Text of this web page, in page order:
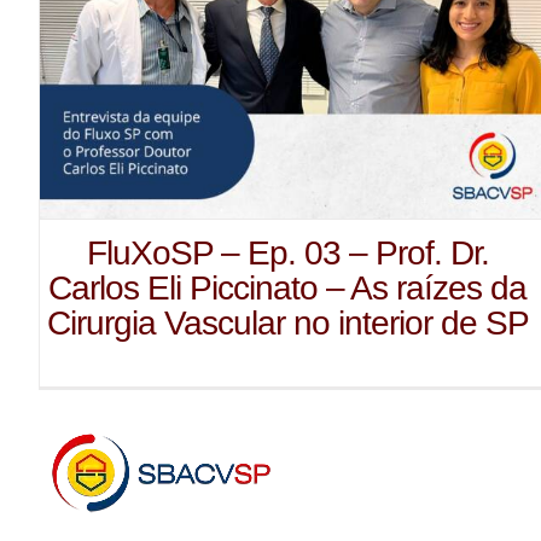
FluXoSP – Ep. 03 – Prof. Dr.
Carlos Eli Piccinato – As raízes da
Cirurgia Vascular no interior de SP